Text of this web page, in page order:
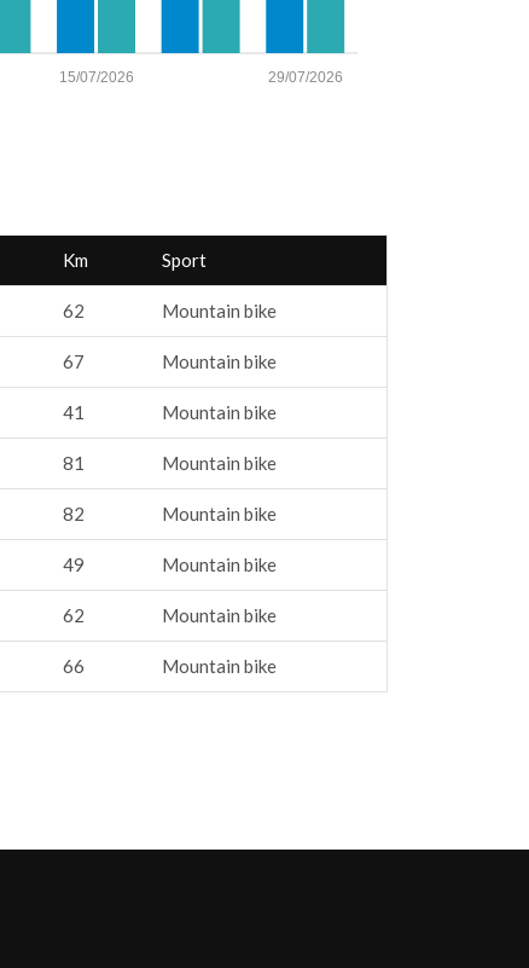
29/07/2026
15/07/2026
Km Sport
62 Mountain bike
67 Mountain bike
41 Mountain bike
81 Mountain bike
82 Mountain bike
49 Mountain bike
62 Mountain bike
66 Mountain bike